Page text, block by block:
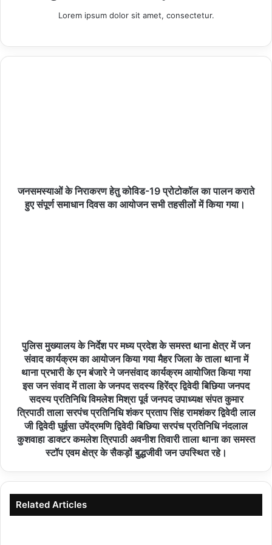
Lorem ipsum dolor sit amet, consectetur.
जनसमस्याओं के निराकरण हेतु कोविड-19 प्रोटोकॉल का पालन कराते
हुए संपूर्ण समाधान दिवस का आयोजन सभी तहसीलों में किया गया।
पुलिस मुख्यालय के निर्देश पर मध्य प्रदेश के समस्त थाना क्षेत्र में जन
संवाद कार्यक्रम का आयोजन किया गया मैहर जिला के ताला थाना में
थाना प्रभारी के एन बंजारे ने जनसंवाद कार्यक्रम आयोजित किया गया
इस जन संवाद में ताला के जनपद सदस्य हिरेंद्र द्विवेदी बिछिया जनपद
सदस्य प्रतिनिधि विमलेश मिश्रा पूर्व जनपद उपाध्यक्ष संपत कुमार
त्रिपाठी ताला सरपंच प्रतिनिधि शंकर प्रताप सिंह रामशंकर द्विवेदी लाल
जी द्विवेदी घुईसा उपेंद्रमणि द्विवेदी बिछिया सरपंच प्रतिनिधि नंदलाल
कुशवाहा डाक्टर कमलेश त्रिपाठी अवनीश तिवारी ताला थाना का समस्त
स्टॉप एवम क्षेत्र के सैकड़ों बुद्धजीवी जन उपस्थित रहे।
Related Articles